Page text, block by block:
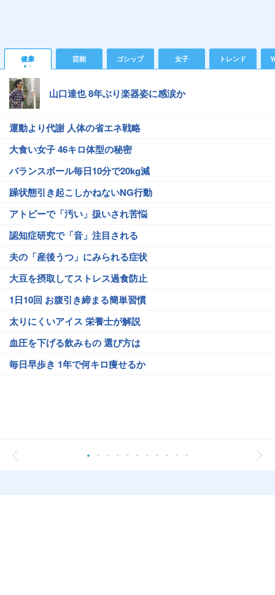
健康 芸能 ゴシップ 女子 トレンド
山口達也 8年ぶり楽器姿に感涙か
運動より代謝 人体の省エネ戦略
大食い女子 46キロ体型の秘密
バランスボール毎日10分で20kg減
躁状態引き起こしかねないNG行動
アトピーで「汚い」扱いされ苦悩
認知症研究で「音」注目される
夫の「産後うつ」にみられる症状
大豆を摂取してストレス過食防止
1日10回 お腹引き締まる簡単習慣
太りにくいアイス 栄養士が解説
血圧を下げる飲みもの 選び方は
毎日早歩き 1年で何キロ痩せるか